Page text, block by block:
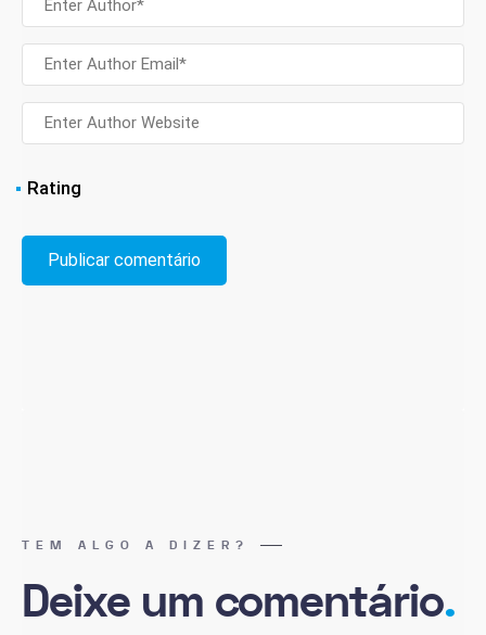
Rating
TEM ALGO A DIZER?
Deixe um comentário.